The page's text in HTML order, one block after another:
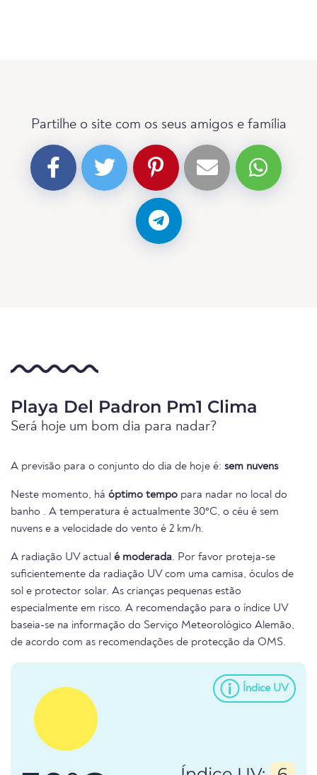
Partilhe o site com os seus amigos e família
Playa Del Padron Pm1 Clima
Será hoje um bom dia para nadar?
A previsão para o conjunto do dia de hoje é: sem nuvens
Neste momento, há óptimo tempo para nadar no local do
banho . A temperatura é actualmente 30°C, o céu é sem
nuvens e a velocidade do vento é 2 km/h.
A radiação UV actual é moderada. Por favor proteja-se
suficientemente da radiação UV com uma camisa, óculos de
sol e protector solar. As crianças pequenas estão
especialmente em risco. A recomendação para o índice UV
baseia-se na informação do Serviço Meteorológico Alemão,
de acordo com as recomendações de protecção da OMS.
Índice UV